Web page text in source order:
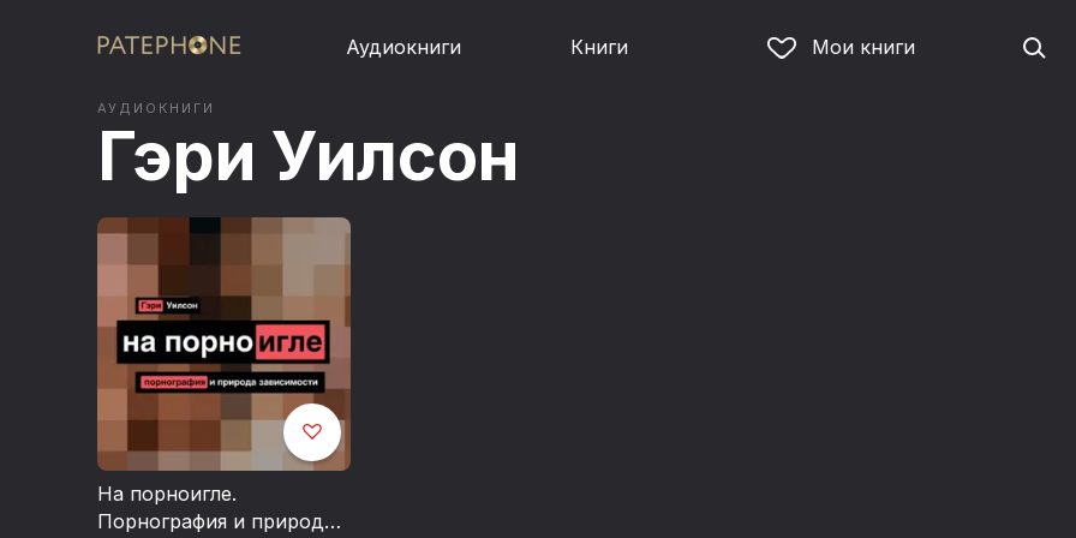
Аудиокниги Книги Мои книги
АУДИОКНИГИ
Гэри Уилсон
На порноигле.
Порнография и природа